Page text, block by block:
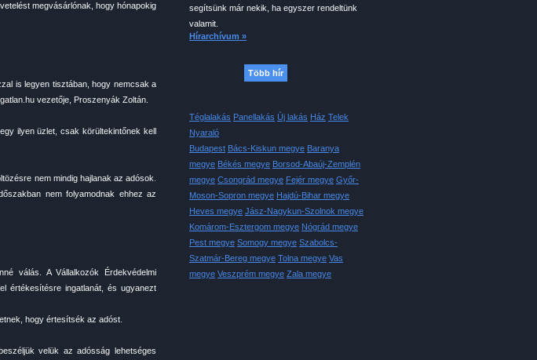
megvásárlónak, hogy hónapokig
is legyen tisztában, hogy nemcsak a
vezetője, Proszenyák Zoltán.
ilyen üzlet, csak körültekintőnek kell
nem mindig hajlanak az adósok.
nem folyamodnak ehhez az
válás. A Vállalkozók Érdekvédelmi
értékesítésre ingatlanát, és ugyanezt
hogy értesítsék az adóst.
velük az adósság lehetséges
segítsünk már nekik, ha egyszer rendeltünk
valamit.
Hírarchívum »
Több hír
Téglalakás Panellakás Új lakás Ház Telek
Nyaraló
Budapest Bács-Kiskun megye Baranya
megye Békés megye Borsod-Abaúj-Zemplén
megye Csongrád megye Fejér megye Győr-
Moson-Sopron megye Hajdú-Bihar megye
Heves megye Jász-Nagykun-Szolnok megye
Komárom-Esztergom megye Nógrád megye
Pest megye Somogy megye Szabolcs-
Szatmár-Bereg megye Tolna megye Vas
megye Veszprém megye Zala megye